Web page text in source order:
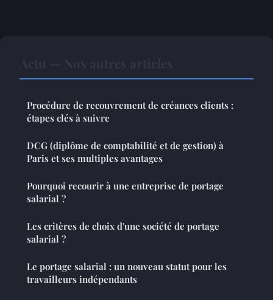
Procédure de recouvrement de créances clients :
étapes clés à suivre
DCG (diplôme de comptabilité et de gestion) à
Paris et ses multiples avantages
Pourquoi recourir à une entreprise de portage
salarial ?
Les critères de choix d'une société de portage
salarial ?
Le portage salarial : un nouveau statut pour les
travailleurs indépendants